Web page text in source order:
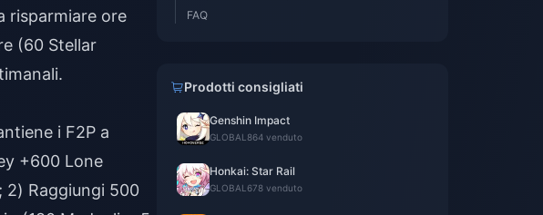
risparmiare ore
(60 Stellar
i F2P a
+600 Lone
2) Raggiungi 500
FAQ
Prodotti consigliati
Genshin Impact
GLOBAL 864 venduto
Honkai: Star Rail
GLOBAL 678 venduto